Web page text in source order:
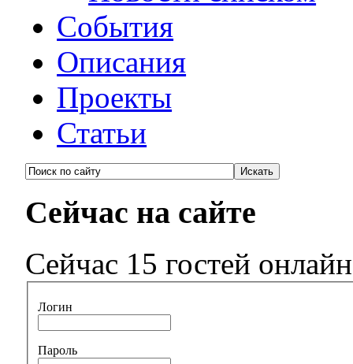
События
Описания
Проекты
Статьи
Сейчас на сайте
Сейчас 15 гостей онлайн
Логин
Пароль